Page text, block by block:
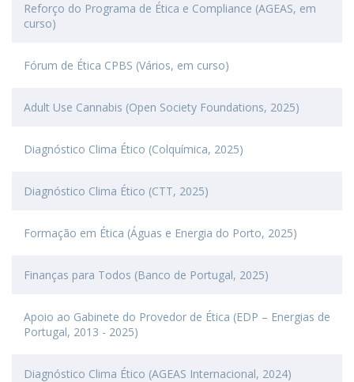
Reforço do Programa de Ética e Compliance (AGEAS, em
curso)
Fórum de Ética CPBS (Vários, em curso)
Adult Use Cannabis (Open Society Foundations, 2025)
Diagnóstico Clima Ético (Colquímica, 2025)
Diagnóstico Clima Ético (CTT, 2025)
Formação em Ética (Águas e Energia do Porto, 2025)
Finanças para Todos (Banco de Portugal, 2025)
Apoio ao Gabinete do Provedor de Ética (EDP – Energias de
Portugal, 2013 - 2025)
Diagnóstico Clima Ético (AGEAS Internacional, 2024)